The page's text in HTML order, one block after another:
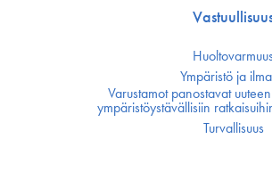
Huoltovarmuus
Ympäristö ja
Varustamot panostavat
ympäristöystävällisiin
Turvallisuus